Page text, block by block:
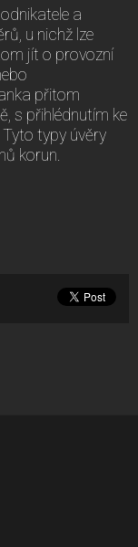
a
u nichž lze
jít o provozní
přitom
s přihlédnutím ke
typy úvěry
korun.